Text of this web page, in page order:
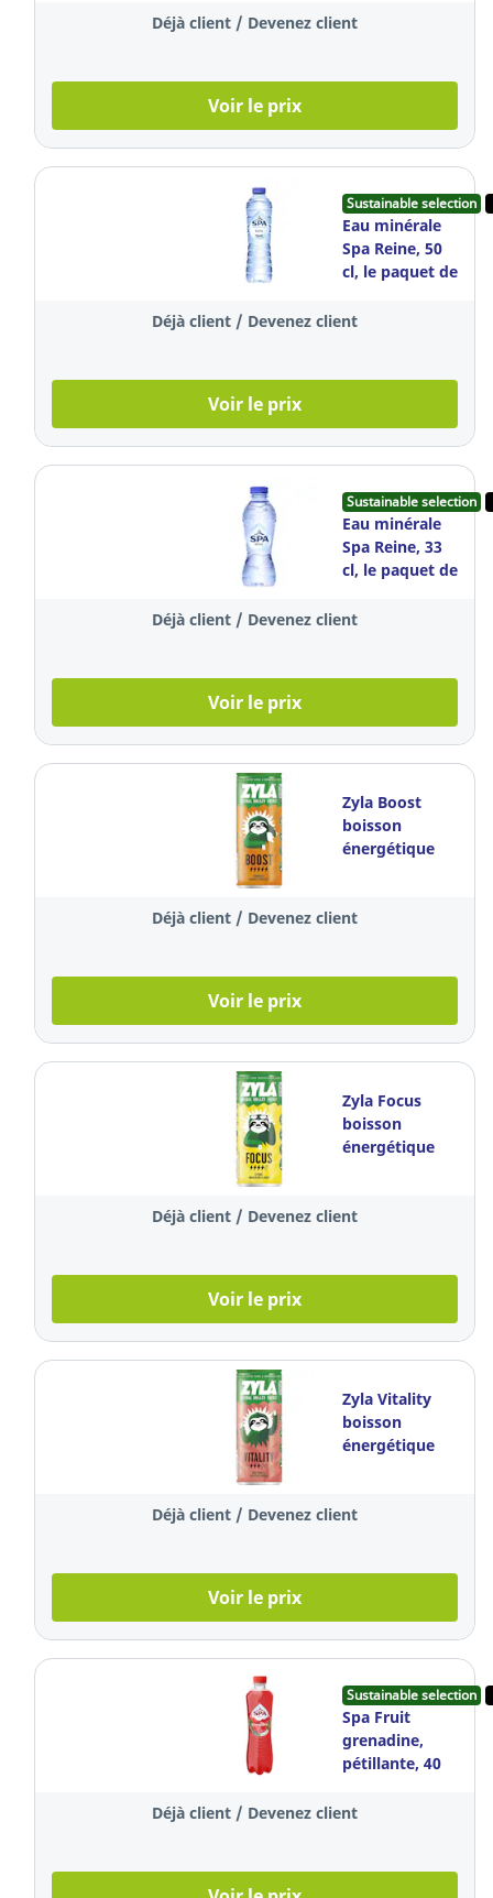
le paquet de
Déjà client / Devenez client
Voir le prix
Sustainable selection
Eau minérale
Spa Reine, 50
cl, le paquet de
Déjà client / Devenez client
Voir le prix
Sustainable selection
Eau minérale
Spa Reine, 33
cl, le paquet de
Déjà client / Devenez client
Voir le prix
Zyla Boost
boisson
énergétique
cl, par 4
Déjà client / Devenez client
Voir le prix
Zyla Focus
boisson
énergétique
de 4 canettes
Déjà client / Devenez client
Voir le prix
Zyla Vitality
boisson
énergétique
paquet de 4
Déjà client / Devenez client
Voir le prix
Sustainable selection
Spa Fruit
grenadine,
pétillante, 40
24 bouteilles
Déjà client / Devenez client